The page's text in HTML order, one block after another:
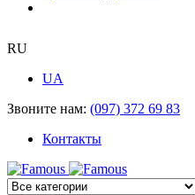
RU
UA
Звоните нам: (097) 372 69 83
Контакты